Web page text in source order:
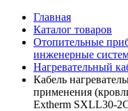
Главная
Каталог товаров
Отопительные
инженерные
Нагревательный
Кабель
применения
Extherm SXLL30-